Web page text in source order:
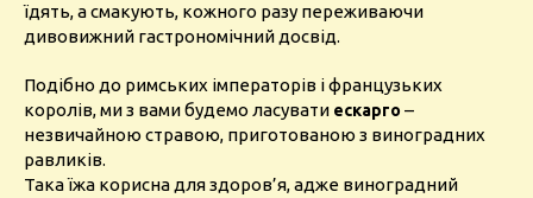
їдять, а смакують, кожного разу переживаючи
дивовижний гастрономічний досвід.
Подібно до римських імператорів і французьких
королів, ми з вами будемо ласувати ескарго –
незвичайною стравою, приготованою з виноградних
равликів.
Така їжа корисна для здоров’я, адже виноградний